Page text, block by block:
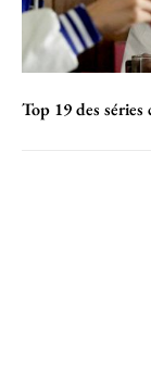
Top 19 des